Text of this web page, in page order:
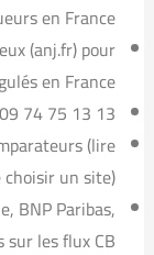
en France
(anj.fr) pour
en France ;
74 75 13 13 ;
(lire
un site) ;
BNP Paribas,
les flux CB.